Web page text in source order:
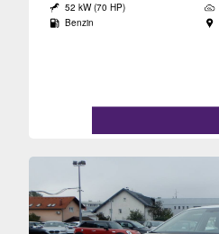
52 kW (70 HP)
Benzin